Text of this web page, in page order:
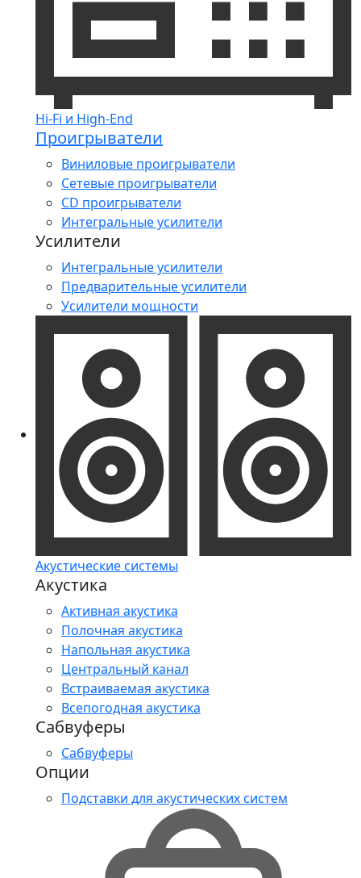
Hi-Fi и High-End
Проигрыватели
Виниловые проигрыватели
Сетевые проигрыватели
CD проигрыватели
Интегральные усилители
Усилители
Интегральные усилители
Предварительные усилители
Усилители мощности
Акустические системы
Акустика
Активная акустика
Полочная акустика
Напольная акустика
Центральный канал
Встраиваемая акустика
Всепогодная акустика
Сабвуферы
Сабвуферы
Опции
Подставки для акустических систем